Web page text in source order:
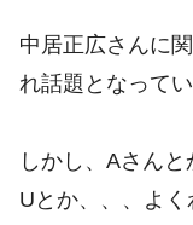
中居正広さんに
れ話題となってい
しかし、Aさん
Uとか、、、よ